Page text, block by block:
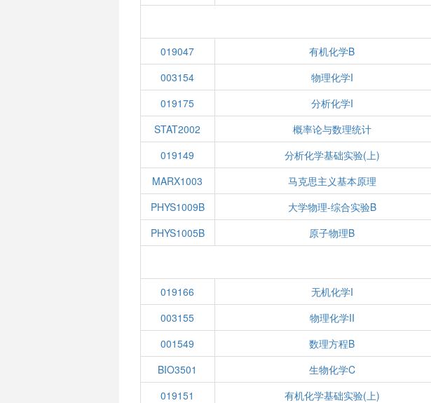
019047 有机化学B
003154
物理化学I
019175
分析化学I
STAT2002
概率论与数理统计
019149
分析化学基础实验(上)
MARX1003
马克思主义基本原理
PHYS1009B
大学物理-综合实验B
PHYS1005B
原子物理B
019166 无机化学I
003155
物理化学II
001549
数理方程B
BIO3501
生物化学C
019151
有机化学基础实验(上)